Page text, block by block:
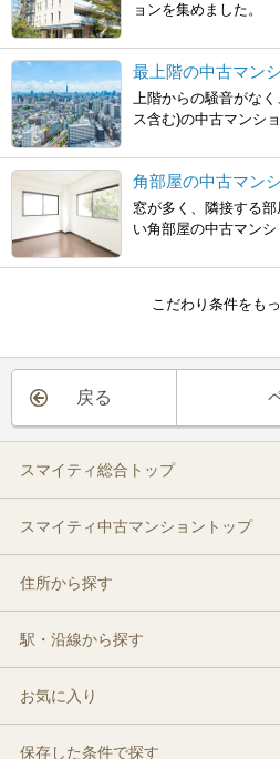
ョンを集めました。
最上階の中古マン
上階からの騒音がな
ス含む)の中古マンシ
角部屋の中古マン
窓が多く、隣接する
い角部屋の中古マンシ
こだわり条件をも
戻る
スマイティ総合トップ
スマイティ中古マンショントップ
住所から探す
駅・沿線から探す
お気に入り
保存した条件で探す